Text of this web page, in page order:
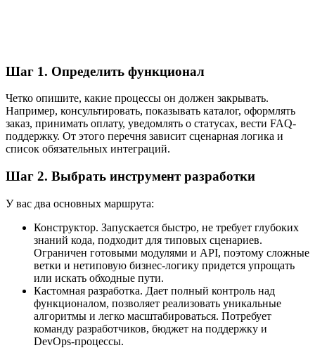
Шаг 1. Определить функционал
Четко опишите, какие процессы он должен закрывать.
Например, консультировать, показывать каталог, оформлять
заказ, принимать оплату, уведомлять о статусах, вести FAQ-
поддержку. От этого перечня зависит сценарная логика и
список обязательных интеграций.
Шаг 2. Выбрать инструмент разработки
У вас два основных маршрута:
Конструктор. Запускается быстро, не требует глубоких
знаний кода, подходит для типовых сценариев.
Ограничен готовыми модулями и API, поэтому сложные
ветки и нетиповую бизнес-логику придется упрощать
или искать обходные пути.
Кастомная разработка. Дает полный контроль над
функционалом, позволяет реализовать уникальные
алгоритмы и легко масштабироваться. Потребует
команду разработчиков, бюджет на поддержку и
DevOps-процессы.